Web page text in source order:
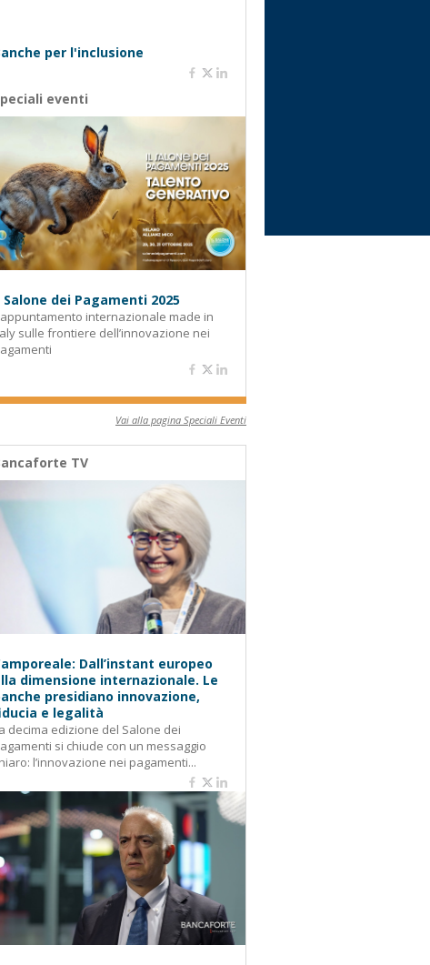
per l'inclusione
eventi
Salone dei Pagamenti 2025
internazionale made in
sulle frontiere dell’innovazione nei
Vai alla pagina Speciali Eventi
TV
Dall’instant europeo
dimensione internazionale. Le
presidiano innovazione,
e legalità
decima edizione del Salone dei
si chiude con un messaggio
l’innovazione nei pagamenti...